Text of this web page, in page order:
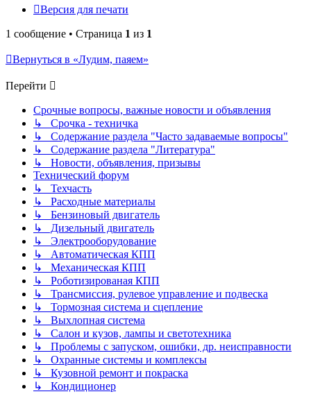
Версия для печати
1 сообщение • Страница 1 из 1
Вернуться в «Лудим, паяем»
Перейти
Срочные вопросы, важные новости и объявления
↳ Срочка - техничка
↳ Содержание раздела "Часто задаваемые вопросы"
↳ Содержание раздела "Литература"
↳ Новости, объявления, призывы
Технический форум
↳ Техчасть
↳ Расходные материалы
↳ Бензиновый двигатель
↳ Дизельный двигатель
↳ Электрооборудование
↳ Автоматическая КПП
↳ Механическая КПП
↳ Роботизированая КПП
↳ Трансмиссия, рулевое управление и подвеска
↳ Тормозная система и сцепление
↳ Выхлопная система
↳ Салон и кузов, лампы и светотехника
↳ Проблемы с запуском, ошибки, др. неисправности
↳ Охранные системы и комплексы
↳ Кузовной ремонт и покраска
↳ Кондиционер